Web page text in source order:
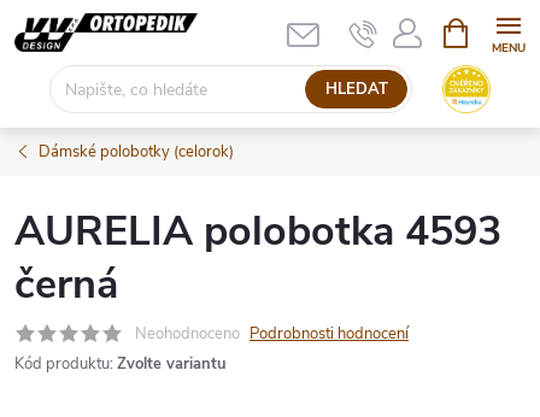
Přejít
na
HLEDAT
NÁKUPNÍ
KOŠÍK
Dámské polobotky (celorok)
AURELIA polobotka 4593
černá
Neohodnoceno Podrobnosti hodnocení
Kód produktu: Zvolte variantu